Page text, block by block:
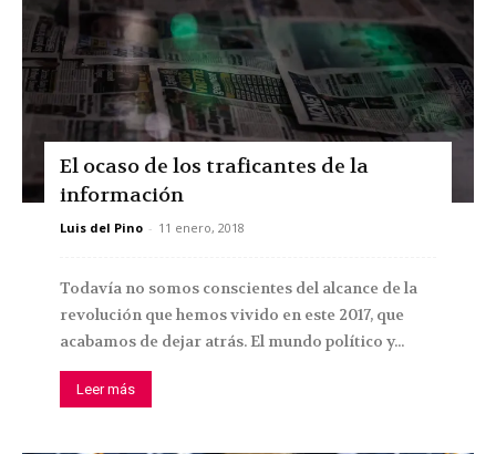
El ocaso de los traficantes de la
información
Luis del Pino - 11 enero, 2018
Todavía no somos conscientes del alcance de la
revolución que hemos vivido en este 2017, que
acabamos de dejar atrás. El mundo político y...
Leer más